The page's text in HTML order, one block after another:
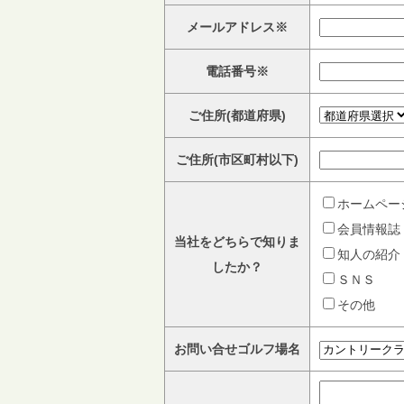
メールアドレス※
電話番号※
ご住所(都道府県)
ご住所(市区町村以下)
当社をどちらで知りま
したか？
ホームペー
会員情報誌
知人の紹介
ＳＮＳ
その他
お問い合せゴルフ場名